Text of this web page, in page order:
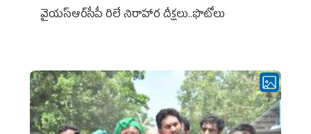
వైయ‌స్ఆర్‌సీపీ రిలే నిరాహార దీక్షలు..ఫొటోలు